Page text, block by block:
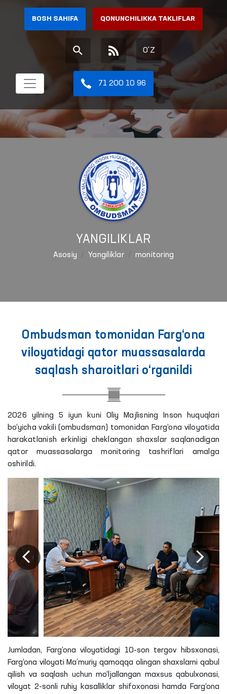
BOSH SAHIFA QONUNCHILIKKA TAKLIFLAR
O'Z
71 200 10 96
YANGILIKLAR
Asosiy Yangiliklar monitoring
Ombudsman tomonidan Farg‘ona
viloyatidagi qator muassasalarda
saqlash sharoitlari o‘rganildi
2026 yilning 5 iyun kuni Oliy Majlisning Inson huquqlari
bo‘yicha vakili (ombudsman) tomonidan Farg‘ona viloyatida
harakatlanish erkinligi cheklangan shaxslar saqlanadigan
qator muassasalarga monitoring tashriflari amalga
oshirildi.
Jumladan, Farg‘ona viloyatidagi 10-son tergov hibsxonasi,
Farg‘ona viloyati Ma’muriy qamoqqa olingan shaxslarni qabul
qilish va saqlash uchun mo‘ljallangan maxsus qabulxonasi,
viloyat 2-sonli ruhiy kasalliklar shifoxonasi hamda Farg‘ona